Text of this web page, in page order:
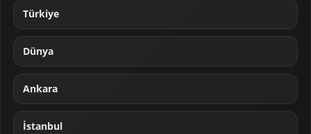
Türkiye
Dünya
Ankara
İstanbul